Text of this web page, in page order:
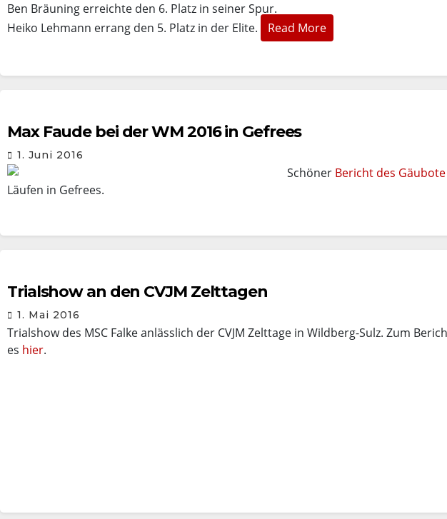
Ben Bräuning erreichte den 6. Platz in seiner Spur.
Heiko Lehmann errang den 5. Platz in der Elite.
Read More
Max Faude bei der WM 2016 in Gefrees
1. Juni 2016
Schöner Bericht des Gäubote
Läufen in Gefrees.
Trialshow an den CVJM Zelttagen
1. Mai 2016
Trialshow des MSC Falke anlässlich der CVJM Zelttage in Wildberg-Sulz. Zum
es hier.